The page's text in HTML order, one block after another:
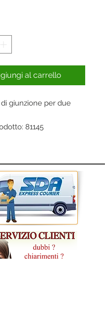
al carrello
giunzione per due
81145